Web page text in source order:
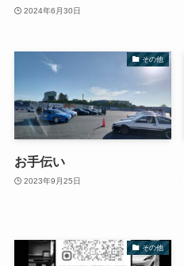
2024年6月30日
その他
お手伝い
2023年9月25日
その他